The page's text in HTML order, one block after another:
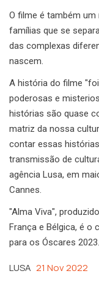
O filme é também
famílias que se
das complexas
nascem.
A história do filme
poderosas e
histórias são quase
matriz da nossa
contar essas
transmissão de
agência Lusa, em
Cannes.
"Alma Viva",
França e Bélgica, é o
para os Óscares 2023.
LUSA 21 Nov 2022